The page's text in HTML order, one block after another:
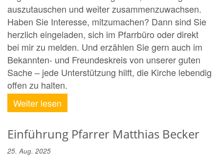
auszutauschen und weiter zusammenzuwachsen.
Haben Sie Interesse, mitzumachen? Dann sind Sie
herzlich eingeladen, sich im Pfarrbüro oder direkt
bei mir zu melden. Und erzählen Sie gern auch im
Bekannten- und Freundeskreis von unserer guten
Sache – jede Unterstützung hilft, die Kirche lebendig
offen zu halten.
Weiter lesen
Einführung Pfarrer Matthias Becker
25. Aug. 2025